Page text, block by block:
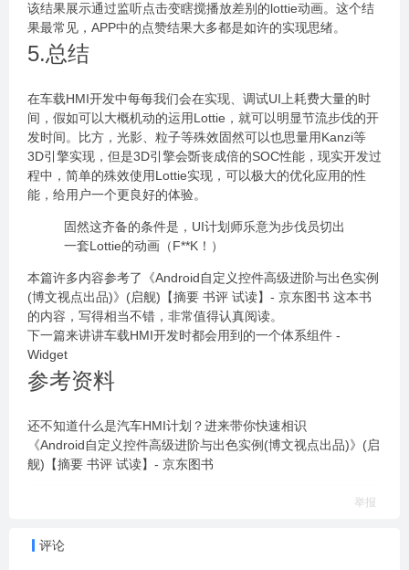
该结果展示通过监听点击变瞎搅播放差别的lottie动画。这个结
果最常见，APP中的点赞结果大多都是如许的实现思绪。
5.总结
在车载HMI开发中每每我们会在实现、调试UI上耗费大量的时
间，假如可以大概机动的运用Lottie，就可以明显节流步伐的开
发时间。比方，光影、粒子等殊效固然可以也思量用Kanzi等
3D引擎实现，但是3D引擎会斲丧成倍的SOC性能，现实开发过
程中，简单的殊效使用Lottie实现，可以极大的优化应用的性
能，给用户一个更良好的体验。
固然这齐备的条件是，UI计划师乐意为步伐员切出
一套Lottie的动画（F**K！）
本篇许多内容参考了《Android自定义控件高级进阶与出色实例
(博文视点出品)》(启舰)【摘要 书评 试读】- 京东图书 这本书
的内容，写得相当不错，非常值得认真阅读。
下一篇来讲讲车载HMI开发时都会用到的一个体系组件 -
Widget
参考资料
还不知道什么是汽车HMI计划？进来带你快速相识
《Android自定义控件高级进阶与出色实例(博文视点出品)》(启
舰)【摘要 书评 试读】- 京东图书
举报
评论